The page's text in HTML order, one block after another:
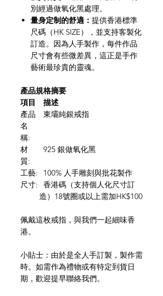
別經過做氧化黑處理。
量身定制的舒適： 提供香港標準
尺碼（HK SIZE），並支持客製化
訂造。因為人手製作，每件作品
尺寸會有些微差異，這正是手作
藝術最珍貴的靈魂。
產品規格摘要
項目
描述
產品
名
稱:
東壩純銀戒指
材
質:
925 銀做氧化黑
工藝:
100% 人手雕刻與批花製作
尺寸:
香港碼（支持個人化尺寸訂
造）18號圈或以上需加HK$100
佩戴這枚戒指，與我們一起細味香
港。
小貼士：由於是全人手訂製，製作需
時。如需作為禮物或有特定到貨日
期，歡迎提早聯絡我們。